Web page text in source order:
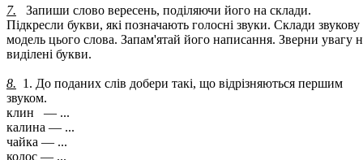
7. Запиши слово вересень, поділяючи його на склади.
Підкресли букви, які позначають голосні звуки. Склади звукову
модель цього слова. Запам'ятай його написання. Зверни увагу
виділені букви.
8. 1. До поданих слів добери такі, що відрізняються першим
звуком.
клин — ...
калина — ...
чайка — ...
колос — ...